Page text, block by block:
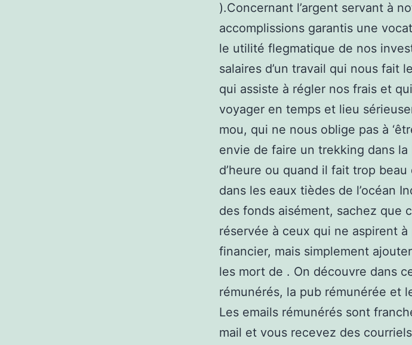
).Concernant l’argent servant à
accomplissions garantis une
le utilité flegmatique de nos
salaires d’un travail qui nous fait
qui assiste à régler nos frais et
voyager en temps et lieu
mou, qui ne nous oblige pas à
envie de faire un trekking dans
d’heure ou quand il fait trop
dans les eaux tièdes de l’océan
des fonds aisément, sachez que
réservée à ceux qui ne aspirent
financier, mais simplement
les mort de . On découvre dans
rémunérés, la pub rémunérée et
Les emails rémunérés sont
mail et vous recevez des